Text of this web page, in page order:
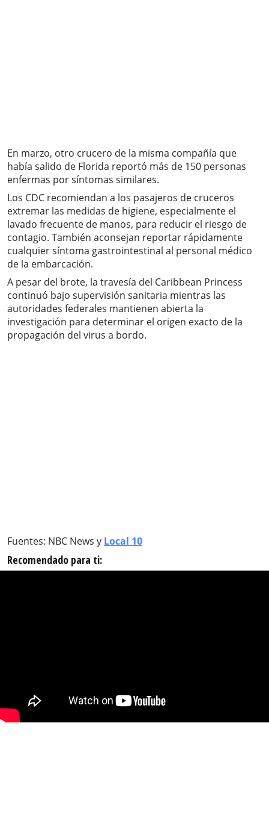
En marzo, otro crucero de la misma compañía que
había salido de Florida reportó más de 150 personas
enfermas por síntomas similares.
Los CDC recomiendan a los pasajeros de cruceros
extremar las medidas de higiene, especialmente el
lavado frecuente de manos, para reducir el riesgo de
contagio. También aconsejan reportar rápidamente
cualquier síntoma gastrointestinal al personal médico
de la embarcación.
A pesar del brote, la travesía del Caribbean Princess
continuó bajo supervisión sanitaria mientras las
autoridades federales mantienen abierta la
investigación para determinar el origen exacto de la
propagación del virus a bordo.
Fuentes: NBC News y Local 10
Recomendado para ti: